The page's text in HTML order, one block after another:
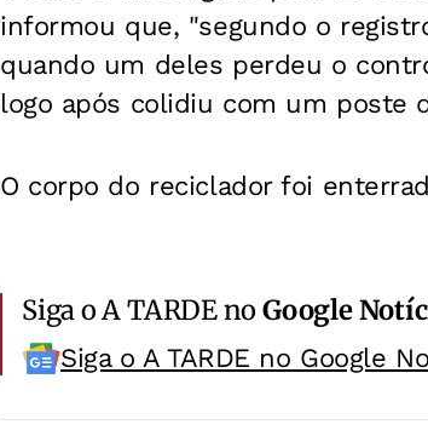
informou que, "segundo o
quando um deles perdeu o
logo após colidiu com um poste
O corpo do reciclador foi
Siga o A TARDE noGoogle
Siga o A TARDE no Google